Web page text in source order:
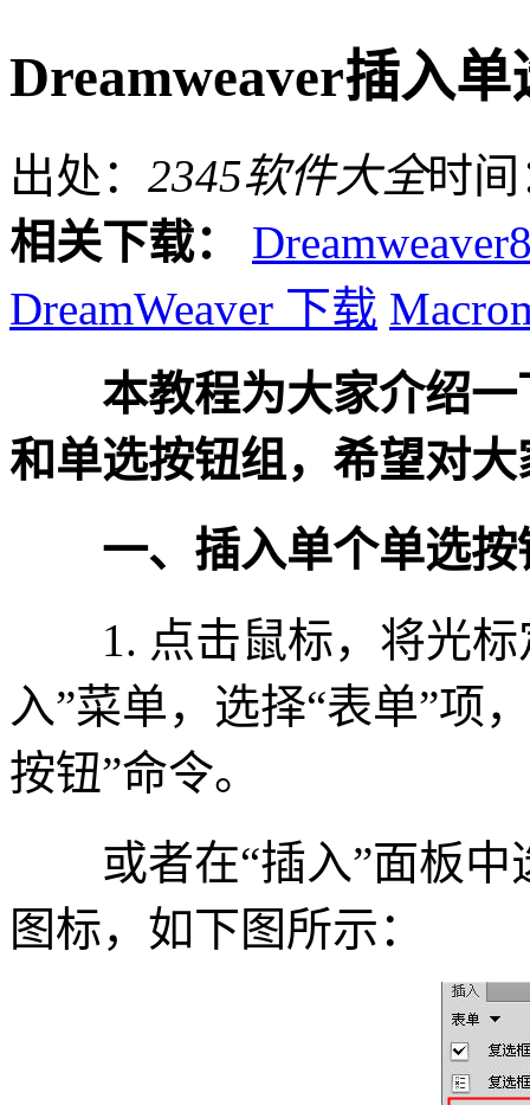
Dreamweaver插入
出处： 2345软件大全时间
相关下载：
DreamWeaver 下载
本教程为大家介绍一
和单选按钮组，希望对
一、插入单个单选按
1. 点击鼠标，将光标
入”菜单，选择“表单”项
按钮”命令。
或者在“插入”面板中
图标，如下图所示：